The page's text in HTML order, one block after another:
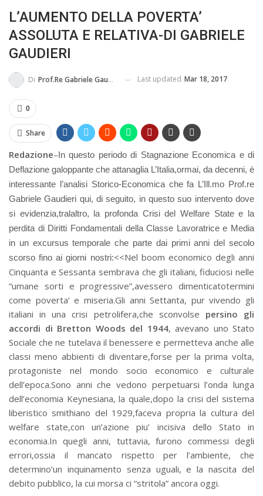
BUSSOLA PSICOLOGICA TRA PROTEZIONE E BUON SENSO
IN...
L’AUMENTO DELLA POVERTA’
ASSOLUTA E RELATIVA-DI GABRIELE
GAUDIERI
Di Prof.re Gabriele Gaudieri Last updated Mar 18, 2017
0
Share
Redazione–In questo periodo di Stagnazione Economica e di
Deflazione galoppante che attanaglia L’Italia,ormai, da decenni, è
interessante l’analisi Storico-Economica che fa L’Ill.mo Prof.re
Gabriele Gaudieri qui, di seguito, in questo suo intervento dove
si evidenzia,tralaltro, la profonda Crisi del Welfare State e la
perdita di Diritti Fondamentali della Classe Lavoratrice e Media
in un excursus temporale che parte dai primi anni del secolo
scorso fino ai giorni nostri:<<Nel boom economico degli anni
Cinquanta e Sessanta sembrava che gli italiani, fiduciosi nelle
“umane sorti e progressive”,avessero dimenticatotermini
come poverta’ e miseria.Gli anni Settanta, pur vivendo gli
italiani in una crisi petrolifera,che sconvolse persino gli
accordi di Bretton Woods del 1944, avevano uno Stato
Sociale che ne tutelava il benessere e permetteva anche alle
classi meno abbienti di diventare,forse per la prima volta,
protagoniste nel mondo socio economico e culturale
dell’epoca.Sono anni che vedono perpetuarsi l’onda lunga
dell’economia Keynesiana, la quale,dopo la crisi del sistema
liberistico smithiano del 1929,faceva propria la cultura del
welfare state,con un’azione piu’ incisiva dello Stato in
economia.In quegli anni, tuttavia, furono commessi degli
errori,ossia il mancato rispetto per l’ambiente, che
determino’un inquinamento senza uguali, e la nascita del
debito pubblico, la cui morsa ci “stritola” ancora oggi.